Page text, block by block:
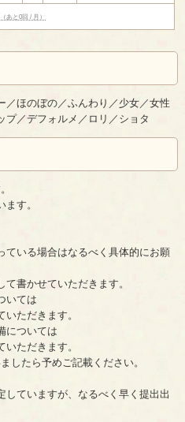
あと0回 / 月）
／ほのぼの／ふんわり／少女／女性
プ／デフォルメ／ロリ／ショタ
す。
ている場合はなるべく具体的にお願
書かせていただきます。
いては
いただきます。
については
いただきます。
したら予めご記載ください。
していますが、なるべく早く提出出